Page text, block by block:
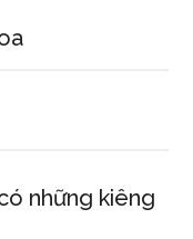
những kiêng